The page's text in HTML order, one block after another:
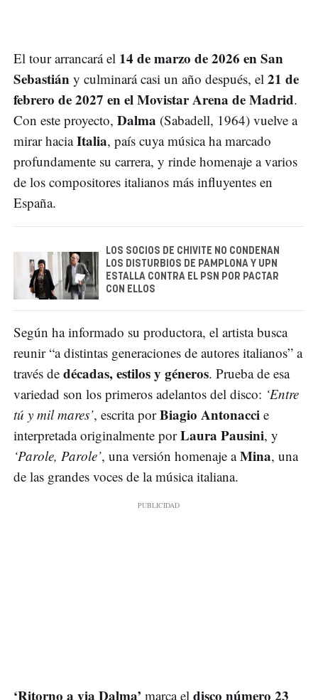
El tour arrancará el 14 de marzo de 2026 en San
Sebastián y culminará casi un año después, el 21 de
febrero de 2027 en el Movistar Arena de Madrid.
Con este proyecto, Dalma (Sabadell, 1964) vuelve a
mirar haciaItalia, país cuya música ha marcado
profundamente su carrera, y rinde homenaje a varios
de los compositores italianos más influyentes en
España.
LOS SOCIOS DE CHIVITE NO CONDENAN
LOS DISTURBIOS DE PAMPLONA Y UPN
ESTALLA CONTRA EL PSN POR PACTAR
CON ELLOS
Según ha informado su productora, el artista busca
reunir “a distintas generaciones de autores italianos” a
través de décadas, estilos y géneros. Prueba de esa
variedad son los primeros adelantos del disco: ‘Entre
tú y mil mares’, escrita porBiagio Antonacci e
interpretada originalmente porLaura Pausini, y
‘Parole, Parole’, una versión homenaje aMina, una
de las grandes voces de la música italiana.
‘Ritorno a via Dalma’ marca el disco número 23